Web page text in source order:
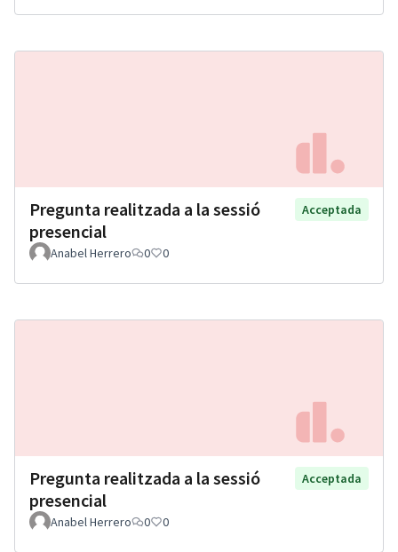
Pregunta realitzada a la sessió
presencial
Acceptada
Anabel Herrero 0 0
Pregunta realitzada a la sessió
presencial
Acceptada
Anabel Herrero 0 0